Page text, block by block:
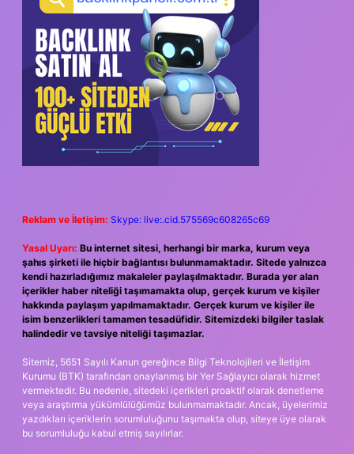
Reklam ve İletişim: Skype: live:.cid.575569c608265c69
Yasal Uyarı: Bu internet sitesi, herhangi bir marka, kurum veya
şahıs şirketi ile hiçbir bağlantısı bulunmamaktadır. Sitede yalnızca
kendi hazırladığımız makaleler paylaşılmaktadır. Burada yer alan
içerikler haber niteliği taşımamakta olup, gerçek kurum ve kişiler
hakkında paylaşım yapılmamaktadır. Gerçek kurum ve kişiler ile
isim benzerlikleri tamamen tesadüfidir. Sitemizdeki bilgiler taslak
halindedir ve tavsiye niteliği taşımazlar.
Sitemiz, 5651 Sayılı Kanun gereğince Bilgi Teknolojileri ve İletişim
Kurumu (BTK) tarafından onaylanmış bir Yer Sağlayıcı olarak hizmet
vermektedir. Bu nedenle, sitedeki içerikleri proaktif olarak denetleme
veya araştırma yükümlülüğümüz bulunmamaktadır. Ancak, üyelerimiz
yazdıkları içeriklerin sorumluluğunu taşımakta olup, siteye üye olarak
bu sorumluluğu kabul etmiş sayılırlar.